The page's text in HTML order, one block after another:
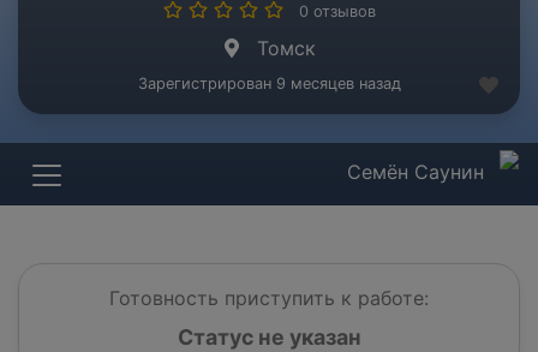
0 отзывов
Томск
Зарегистрирован 9 месяцев назад
Семён Саунин
Готовность приступить к работе:
Статус не указан